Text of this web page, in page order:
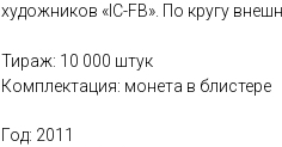
художников «IC-FB». По кругу
Тираж: 10 000 штук
Комплектация: монета в блистере
Год: 2011